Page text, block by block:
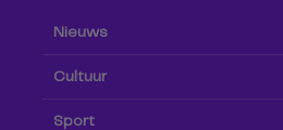
Nieuws
Cultuur
Sport